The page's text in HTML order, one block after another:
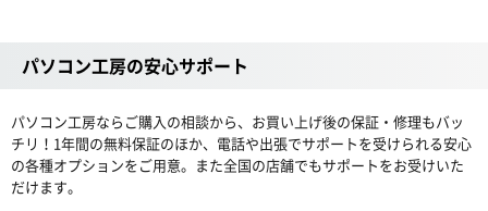
パソコン工房の安心サポート
パソコン工房ならご購入の相談から、お買い上げ後の保証・修理もバッ
チリ！1年間の無料保証のほか、電話や出張でサポートを受けられる安心
の各種オプションをご用意。また全国の店舗でもサポートをお受けいた
だけます。